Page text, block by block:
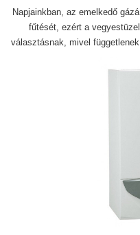
Napjainkban, az emelkedő
fűtését, ezért a
választásnak, mivel